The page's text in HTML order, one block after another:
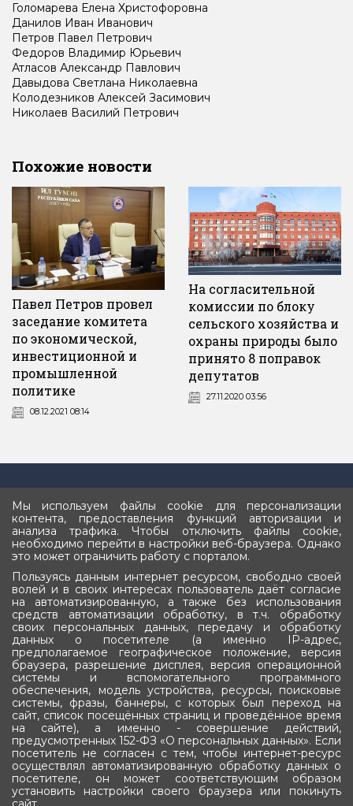
Голомарева Елена Христофоровна
Данилов Иван Иванович
Петров Павел Петрович
Федоров Владимир Юрьевич
Атласов Александр Павлович
Давыдова Светлана Николаевна
Колодезников Алексей Засимович
Николаев Василий Петрович
Похожие новости
Павел Петров провел
заседание комитета
по экономической,
инвестиционной и
промышленной
политике
08.12.2021 08:14
На согласительной
комиссии по блоку
сельского хозяйства и
охраны природы было
принято 8 поправок
депутатов
27.11.2020 03:56
Подписка
Оставьте ваш e-mail, чтобы получать новости
Подписаться
Государственное Собрание (Ил Тумэн)
Республики Саха (Якутия)
Мы используем файлы cookie для персонализации
контента, предоставления функций авторизации и
анализа трафика. Чтобы отключить файлы cookie,
необходимо перейти в настройки веб-браузера. Однако
это может ограничить работу с порталом.
Пользуясь данным интернет ресурсом, свободно своей
волей и в своих интересах пользователь даёт согласие
на автоматизированную, а также без использования
средств автоматизации обработку, в т.ч. обработку
своих персональных данных, передачу и обработку
данных о посетителе (а именно IP-адрес,
предполагаемое географическое положение, версия
браузера, разрешение дисплея, версия операционной
системы и вспомогательного программного
обеспечения, модель устройства, ресурсы, поисковые
системы, фразы, баннеры, с которых был переход на
сайт, список посещённых страниц и проведённое время
на сайте), а именно - совершение действий,
предусмотренных 152-ФЗ «О персональных данных». Если
посетитель не согласен с тем, чтобы интернет-ресурс
осуществлял автоматизированную обработку данных о
посетителе, он может соответствующим образом
установить настройки своего браузера или покинуть